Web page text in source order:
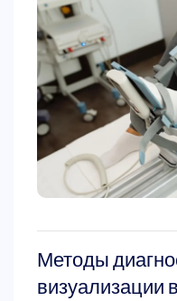
Методы
визуализации